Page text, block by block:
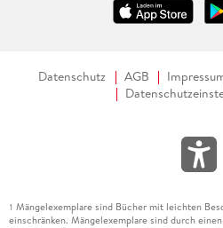
Datenschutz AGB
1 Mängelexemplare sind Bücher mit leichten
einschränken. Mängelexemplare sind durch